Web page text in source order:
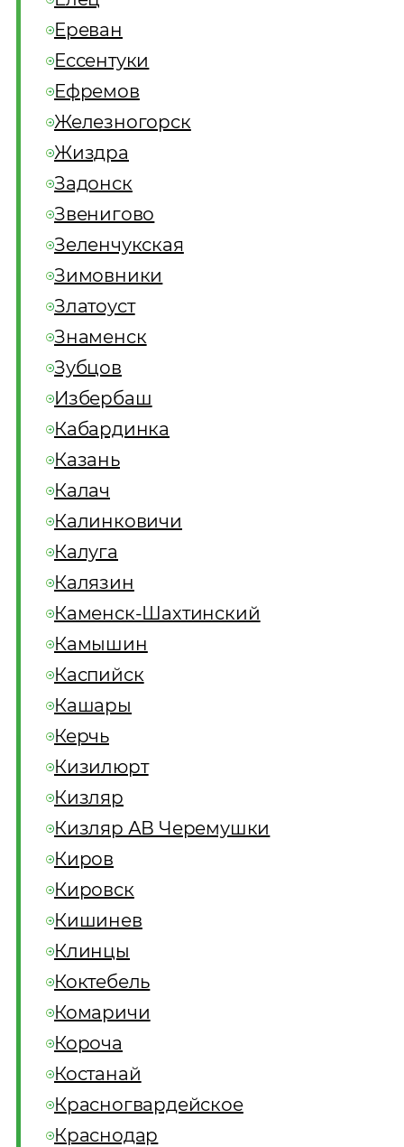
Ереван
Ессентуки
Ефремов
Железногорск
Жиздра
Задонск
Звенигово
Зеленчукская
Зимовники
Златоуст
Знаменск
Зубцов
Избербаш
Кабардинка
Казань
Калач
Калинковичи
Калуга
Калязин
Каменск-Шахтинский
Камышин
Каспийск
Кашары
Керчь
Кизилюрт
Кизляр
Кизляр АВ Черемушки
Киров
Кировск
Кишинев
Клинцы
Коктебель
Комаричи
Короча
Костанай
Красногвардейское
Краснодар